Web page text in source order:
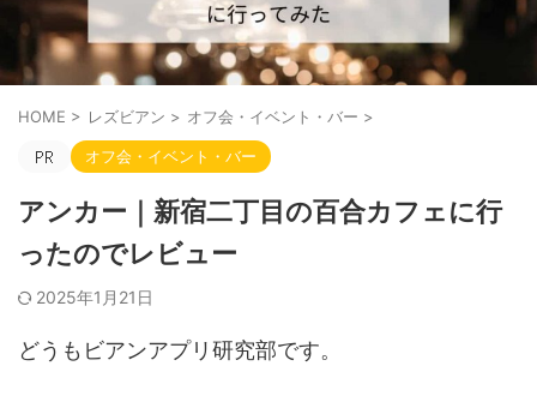
HOME > レズビアン > オフ会・イベント・バー >
オフ会・イベント・バー
アンカー｜新宿二丁目の百合カフェに行
ったのでレビュー
2025年1月21日
どうもビアンアプリ研究部です。